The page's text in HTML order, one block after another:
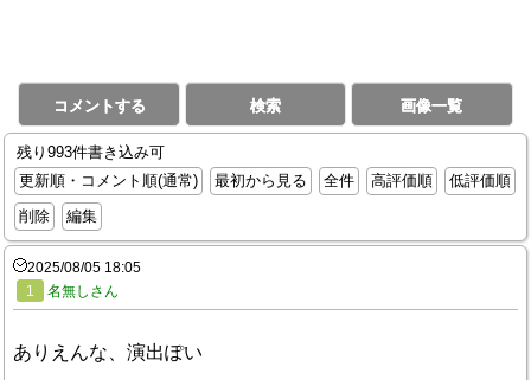
コメントする 検索 画像一覧
残り993件書き込み可
更新順・コメント順(通常)
最初から見る 全件 高評価順
低評価順
削除
編集
2025/08/05 18:05
1
名無しさん
ありえんな、演出ぽい